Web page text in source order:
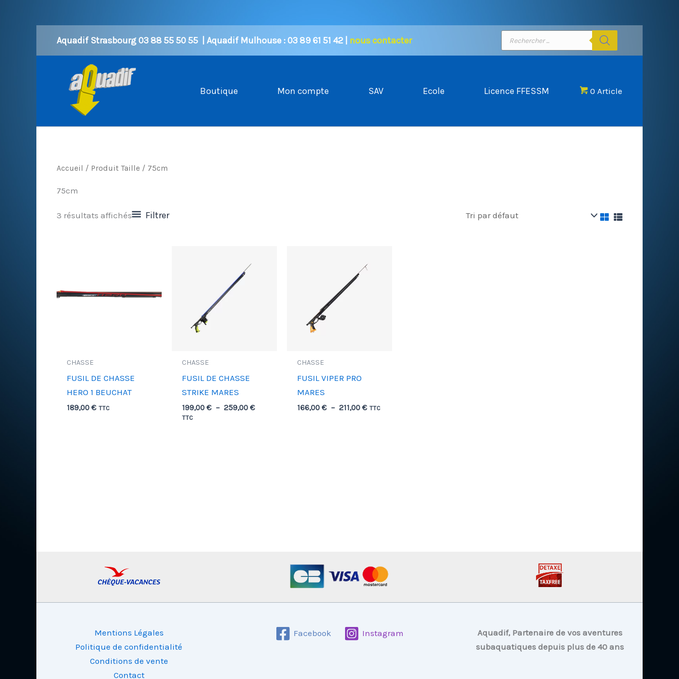
Aquadif Strasbourg 03 88 55 50 55 | Aquadif Mulhouse : 03 89 61 51 42 | nous contacter
Recherche
de
produits
Boutique Mon compte SAV Ecole Licence FFESSM 0 Article
Accueil / Produit Taille / 75cm
75cm
3 résultats affichés Filtrer
CHASSE
FUSIL DE CHASSE
HERO 1 BEUCHAT
189,00€ TTC
CHASSE
FUSIL DE CHASSE
STRIKE MARES
199,00€ – 259,00€
TTC
CHASSE
FUSIL VIPER PRO
MARES
166,00€ – 211,00€
prix :
TTC
Mentions Légales
Politique de confidentialité
Conditions de vente
Contact
Facebook Instagram
Aquadif, Partenaire de vos aventures
subaquatiques depuis plus de 40 ans